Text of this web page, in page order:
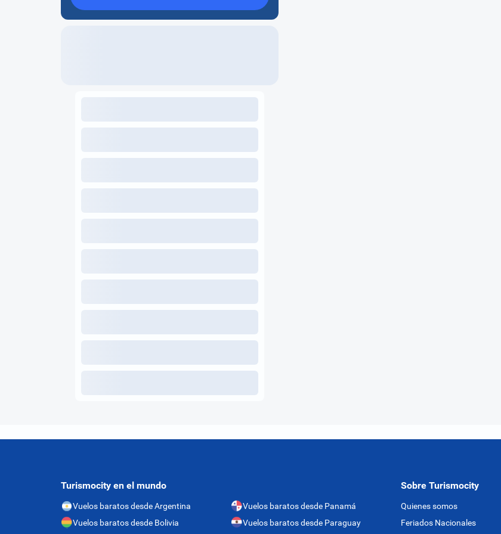
Turismocity en el mundo
Vuelos baratos desde Argentina
Vuelos baratos desde Bolivia
Vuelos baratos desde Panamá
Vuelos baratos desde Paraguay
Sobre Turismocity
Quienes somos
Feriados Nacionales